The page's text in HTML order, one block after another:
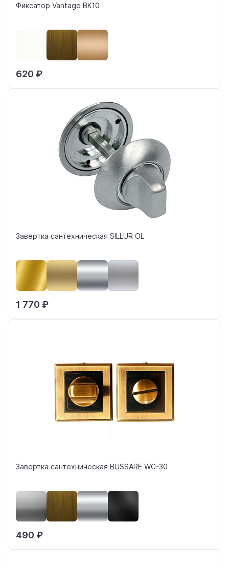
Фиксатор Vantage BK10
620 ₽
Завертка сантехническая SILLUR OL
1 770 ₽
Завертка сантехническая BUSSARE WC-30
490 ₽